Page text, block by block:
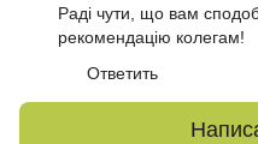
Раді чути, що вам
рекомендацію колегам!
Ответить